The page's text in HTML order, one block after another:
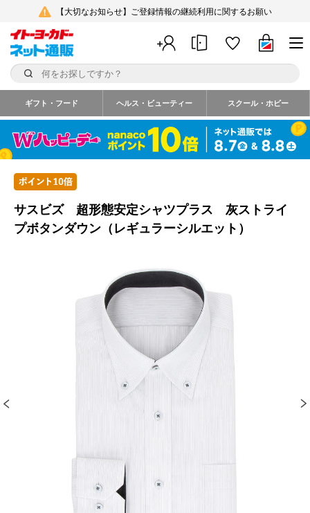
【大切なお知らせ】ご登録情報の継続利用に関するお願い
ギフト・フード ヘルス・ビューティー スクール・ホビー
サスビズ 超形態安定シャツプラス 灰ストライ
プボタンダウン（レギュラーシルエット）